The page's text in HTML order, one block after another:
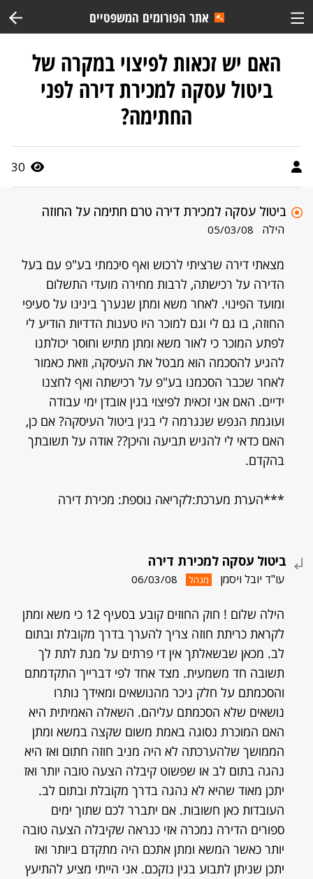
אתר הפורומים המשפטיים
האם יש זכאות לפיצוי במקרה של
ביטול עסקה למכירת דירה לפני
החתימה?
30
ביטול עסקה למכירת דירה טרם חתימה על החוזה
הילה 05/03/08
מצאתי דירה שרציתי לרכוש ואף סיכמתי בע"פ עם בעל
הדירה על רכישתה, לרבות מחירה מועדי התשלום
ומועד הפינוי. לאחר משא ומתן שנערך בינינו על סעיפי
החוזה, בו גם לי וגם למוכר היו טענות הדדיות הודיע לי
לפתע המוכר כי לאור משא ומתן מתיש וחוסר יכולתנו
להגיע להסכמה הוא מבטל את העיסקה, וזאת כאמור
לאחר שכבר הסכמנו בע"פ על רכישתה ואף לחצנו
ידיים. האם אני זכאית לפיצוי בגין אובדן ימי עבודה
ועוגמת הנפש שנגרמה לי בגין ביטול העיסקה? אם כן,
האם כדאי לי להגיש תביעה והיכן?? אודה על תשובתך
בהקדם.
***הערת מערכת:לקריאה נוספת: מכירת דירה
ביטול עסקה למכירת דירה
עו"ד יובל ויסמן מנהל 06/03/08
הילה שלום ! חוק החוזים קובע בסעיף 12 כי משא ומתן
לקראת כריתת חוזה צריך להערך בדרך מקובלת ובתום
לב. מכאן שבשאלתך אין די פרתים על מנת לתת לך
תשובה חד משמעית. מצד אחד לפי דברייך התקדמתם
והסכמתם על חלק ניכר מהנושאים ומאידך נותרו
נושאים שלא הסכמתם עליהם. השאלה האמיתית היא
האם המוכרת נסוגה באמת משום שקצה במשא ומתן
הממושך שלהערכתה לא היה מניב חוזה חתום ואז היא
נהגה בתום לב או שפשוט קיבלה הצעה טובה יותר ואז
יתכן מאוד שהיא לא נהגה בדרך מקובלת ובתום לב.
העובדות כאן חשובות. אם יתברר לכם שתוך ימים
ספורים הדירה נמכרה אזי כנראה שקיבלה הצעה טובה
יותר כאשר המשא ומתן אתכם היה מתקדם ביותר ואז
יתכן שניתן לתבוע בגין נזקכם. אני הייתי מציע להתיעץ